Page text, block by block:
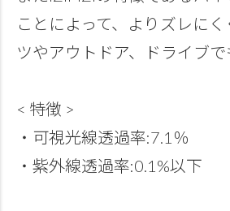
ことによって、よりズレに
ツやアウトドア、ドライブで
< 特徴 >
・可視光線透過率:7.1％
・紫外線透過率:0.1%以下